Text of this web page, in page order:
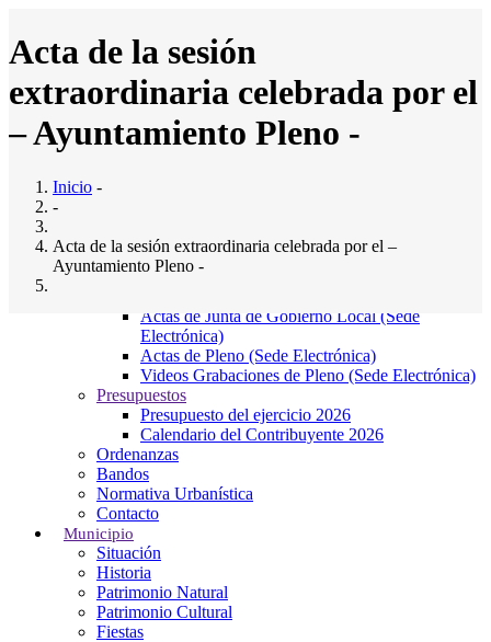
al
contenido
Main
navigation
Inicio
Saludo al Alcalde
El Ayto. Informa
Noticias
Direcciones y teléfonos de Interés
Actas de Junta de Gobierno Local (Sede
Electrónica)
Actas de Pleno (Sede Electrónica)
Videos Grabaciones de Pleno (Sede Electrónica)
Presupuestos
Presupuesto del ejercicio 2026
Calendario del Contribuyente 2026
Ordenanzas
Bandos
Normativa Urbanística
Contacto
Municipio
Situación
Historia
Patrimonio Natural
Patrimonio Cultural
Fiestas
Acta de la sesión
extraordinaria celebrada por el
– Ayuntamiento Pleno -
Inicio -
-
Acta de la sesión extraordinaria celebrada por el –
Ayuntamiento Pleno -
Mar, 31/10/2017 - 12:00
Adjunto
P31OCTUBRE2017EXTRAORDINARIO.pdf
(581.24 KB)
581.24
KB
Localización
Bº El Sedillo, 9, 39715
Entrambasaguas
CANTABRIA
Tel: (+34) 942 524 021
Fax: (+34) 942 524 061
entrambasaguas@entrambasaguas.org